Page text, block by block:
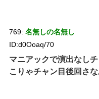
769: 名無しの名無し
ID:d0Ooaq/70
マニアックで演出なし
こりゃチャン目後回さ